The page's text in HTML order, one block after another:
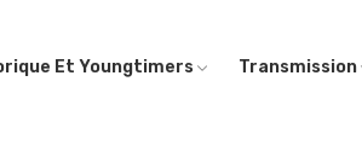
Et Youngtimers Transmission